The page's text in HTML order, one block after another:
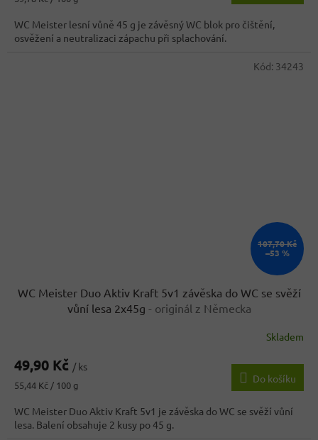
3,6
z
5
hvězdiček.
WC Meister lesní vůně 45 g je závěsný WC blok pro čištění,
osvěžení a neutralizaci zápachu při splachování.
107,70 Kč
–53 %
WC Meister Duo Aktiv Kraft 5v1 závěska do WC se svěží
vůní lesa 2x45g - originál z Německa
produktu
5,0
z
5
hvězdiček.
Skladem
49,90 Kč / ks
Měrná
55,44 Kč / 100 g
Do košíku
WC Meister Duo Aktiv Kraft 5v1 je závěska do WC se svěží vůní
lesa. Balení obsahuje 2 kusy po 45 g.
Kód: 34243